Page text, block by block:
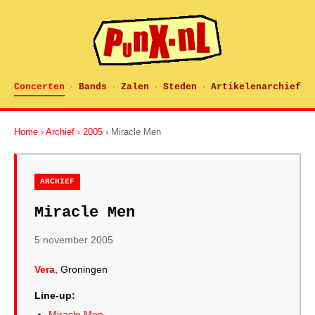
Concerten · Bands · Zalen · Steden · Artikelenarchief
Home › Archief › 2005 › Miracle Men
ARCHIEF
Miracle Men
5 november 2005
Vera , Groningen
Line-up: